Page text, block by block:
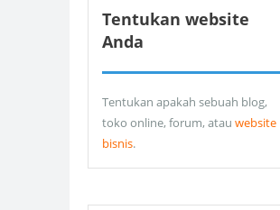
Tentukan website
Anda
Tentukan apakah sebuah blog,
toko online, forum, atau website
bisnis.